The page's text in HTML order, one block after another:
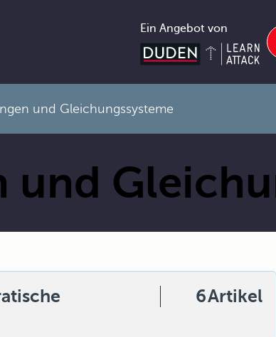
Ein Angebot von
und Gleichungssysteme
und
6Artikel